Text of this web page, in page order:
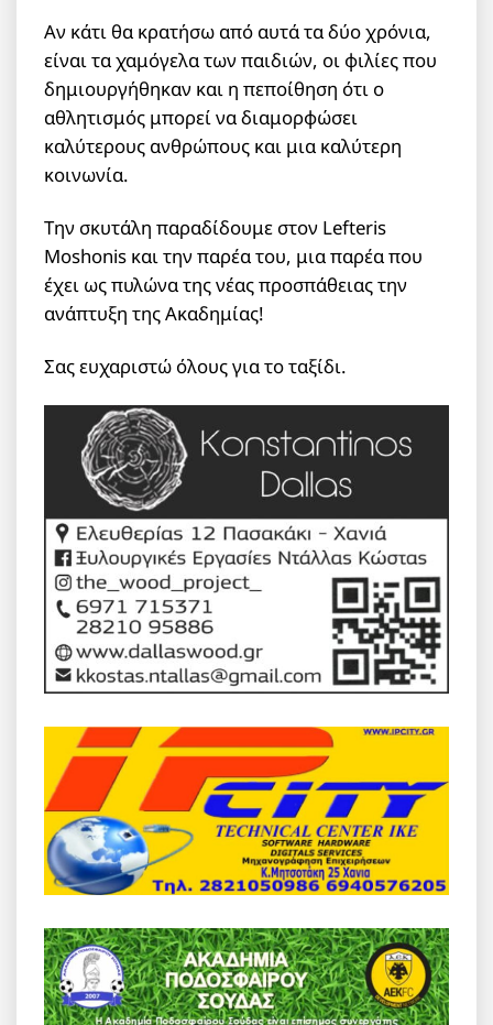
Αν κάτι θα κρατήσω από αυτά τα δύο χρόνια,
είναι τα χαμόγελα των παιδιών, οι φιλίες που
δημιουργήθηκαν και η πεποίθηση ότι ο
αθλητισμός μπορεί να διαμορφώσει
καλύτερους ανθρώπους και μια καλύτερη
κοινωνία.
Την σκυτάλη παραδίδουμε στον Lefteris
Moshonis και την παρέα του, μια παρέα που
έχει ως πυλώνα της νέας προσπάθειας την
ανάπτυξη της Ακαδημίας!
Σας ευχαριστώ όλους για το ταξίδι.